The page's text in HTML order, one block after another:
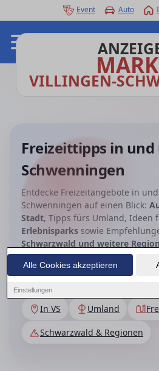
Alle Cookies akzeptieren
Einstellungen
Event Auto
VILLINGEN-
Freizeittipps in
Schwenningen
Entdecke Freizeitangebote in
Schwenningen auf einen Blick:
Stadt, Tipps fürs Umland, Ideen
Erlebnisparks sowie
Schwarzwald und weitere
eine Kategorie und finde schnell
für spontane Unternehmungen,
In VS Umland
Schwarzwald & Regionen